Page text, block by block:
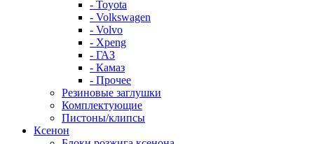
- Toyota
- Volkswagen
- Volvo
- Xpeng
- ГАЗ
- Камаз
- Прочее
Резиновые заглушки
Комплектующие
Пистоны/клипсы
Ксенон